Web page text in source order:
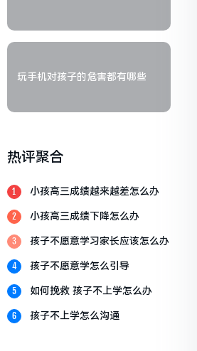
玩手机对孩子的危害都有哪些
热评聚合
1 小孩高三成绩越来越差怎么办
2 小孩高三成绩下降怎么办
3 孩子不愿意学习家长应该怎么办
4 孩子不愿意学怎么引导
5 如何挽救 孩子不上学怎么办
6 孩子不上学怎么沟通